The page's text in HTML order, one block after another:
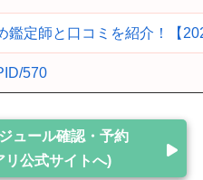
定師と口コミを紹介！【
570
ュール確認・予約
リ公式サイトへ)